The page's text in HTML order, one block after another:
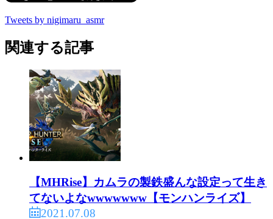
Tweets by nigimaru_asmr
関連する記事
【MHRise】カムラの製鉄盛んな設定って生き
てないよなwwwwwww【モンハンライズ】
2021.07.08